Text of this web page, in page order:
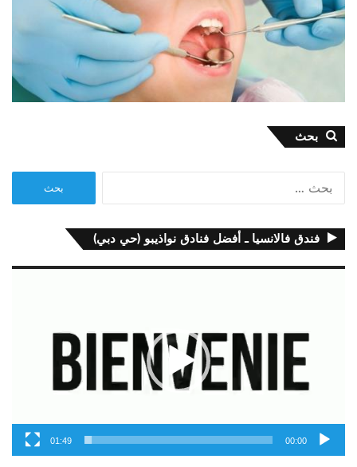
بحث
فندق فالانسيا ـ أفضل فنادق نواذيبو (حي دبي)
00:00
01:49